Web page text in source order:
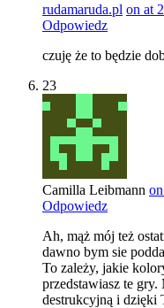
rudamaruda.pl on at
Odpowiedz
czuję że to będzie
23
Camilla Leibmann
Odpowiedz
Ah, mąż mój też
dawno bym sie
To zależy, jakie
przedstawiasz te
destrukcyjną i dzięki